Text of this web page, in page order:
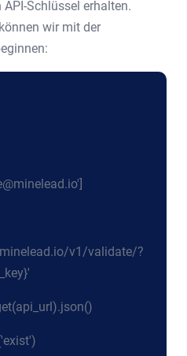
Schlüssel erhalten.
wir mit der
v1/validate/?